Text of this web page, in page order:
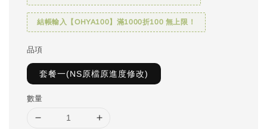
結帳輸入【OHYA100】滿1000折100 無上限！
品項
套餐一(NS原檔原進度修改)
數量